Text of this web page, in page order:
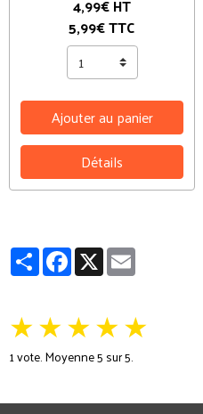
4,99€ HT
5,99€ TTC
Ajouter au panier
Détails
PartagerFacebook
X
★★★★★
1vote. Moyenne5 sur 5.